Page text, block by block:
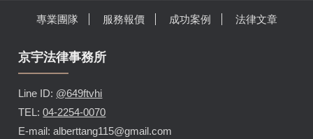
專業團隊 服務報價 成功案例 法律文章
京宇法律事務所
Line ID: @649ftvhi
TEL:04-2254-0070
E-mail: alberttang115@gmail.com